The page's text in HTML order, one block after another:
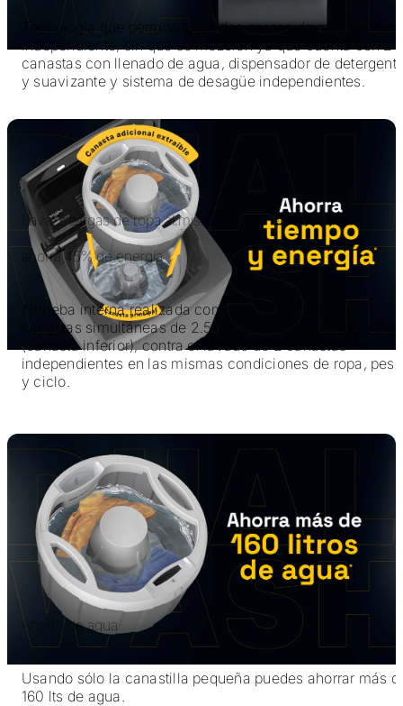
Tecnología que permite lavar dos cargas de ropa de
canastas con llenado de agua, dispensador de
y suavizante y sistema de desagüe independientes.
Lava 2 cargas de ropa al mismo tiempo en 35 minutos y
ahorra 45% de energía
*Prueba interna realizada comparando el uso de 2
canastas simultáneas de 2.5kgs (canasta superior) y
(canasta inferior), contra el lavado de 2 canastas
independientes en las mismas condiciones de ropa, peso
y ciclo.
Ahorro de agua
Usando sólo la canastilla pequeña puedes ahorrar más
160 lts de agua.